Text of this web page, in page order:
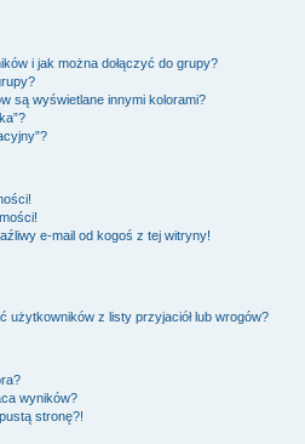
i jak można dołączyć do grupy?
są wyświetlane innymi kolorami?
e-mail od kogoś z tej witryny!
użytkowników z listy przyjaciół lub wrogów?
wyników?
stronę?!